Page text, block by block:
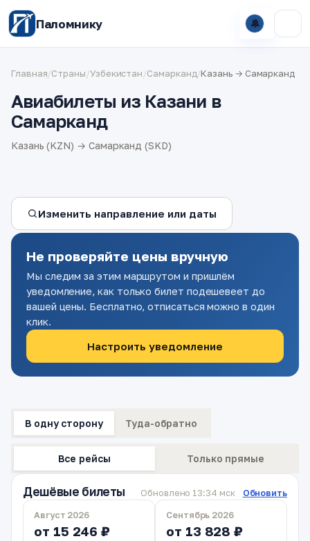
Паломнику 🔔
Главная/Страны/Узбекистан/Самарканд/Казань → Самарканд
Авиабилеты из Казани в
Самарканд
Казань (KZN) → Самарканд (SKD)
Изменить направление или даты
Не проверяйте цены вручную
Мы следим за этим маршрутом и пришлём
уведомление, как только билет подешевеет до
вашей цены. Бесплатно, отписаться можно в один
клик.
Настроить уведомление
В одну сторону Туда-обратно
Все рейсы Только прямые
Дешёвые билеты Обновлено 13:34 мск Обновить
Август 2026
от 15 246 ₽
Сентябрь 2026
от 13 828 ₽